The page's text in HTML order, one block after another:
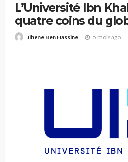
L’Université Ibn
quatre coins du
Internationalisation
Jihène Ben Hassine 5 mois ago